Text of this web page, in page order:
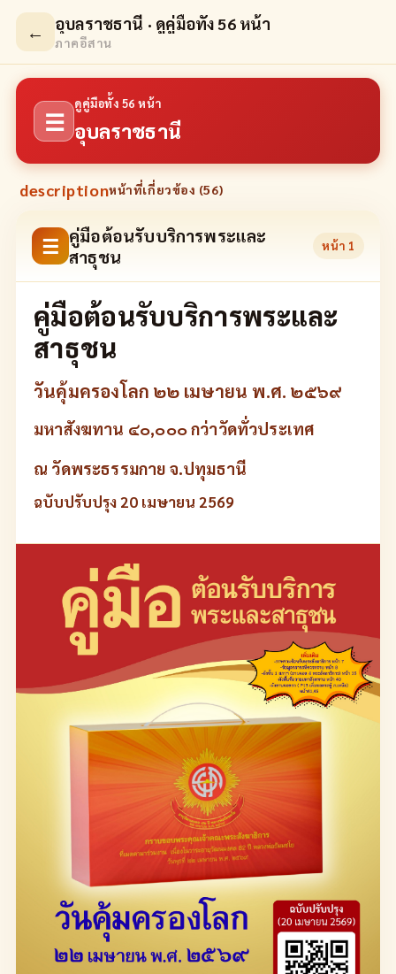
← อุบลราชธานี · ดูคู่มือทั้ง 56 หน้า
ภาคอีสาน
☰
ดูคู่มือทั้ง 56 หน้า
อุบลราชธานี
descriptionหน้าที่เกี่ยวข้อง (56)
☰ คู่มือต้อนรับบริการพระและ
สาธุชน
หน้า 1
คู่มือต้อนรับบริการพระและ
สาธุชน
วันคุ้มครองโลก ๒๒ เมษายน พ.ศ. ๒๕๖๙
มหาสังฆทาน ๔๐,๐๐๐ กว่าวัดทั่วประเทศ
ณ วัดพระธรรมกาย จ.ปทุมธานี
ฉบับปรับปรุง 20 เมษายน 2569